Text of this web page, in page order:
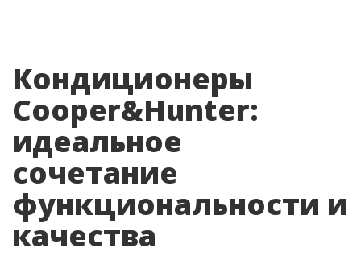
Кондиционеры
Cooper&Hunter:
идеальное
сочетание
функциональности и
качества